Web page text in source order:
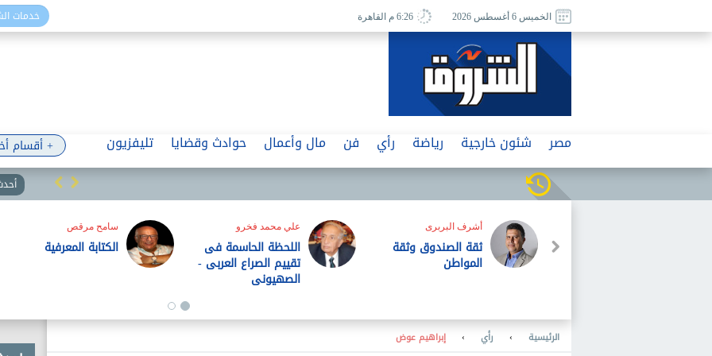
خدمات الخميس 6 أغسطس 2026 6:26 م القاهرة
+ أقسام مصر شئون خارجية رياضة رأي فن مال وأعمال حوادث وقضايا تليفزيون
أشرف من الصحافة الإسرائيلية
كاتس يحاول تطبيق
نموذج بن غفير فى
الرئيسية › رأي › إبراهيم عوض